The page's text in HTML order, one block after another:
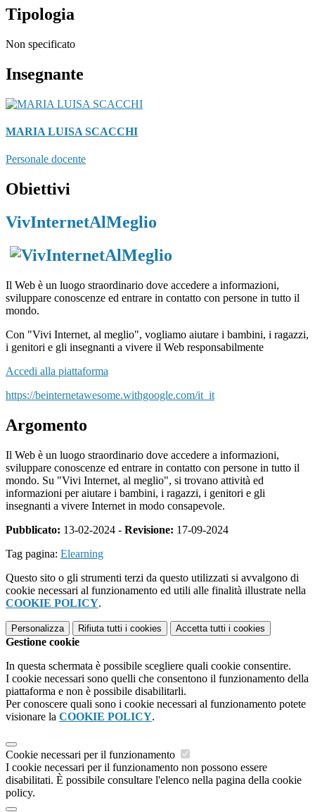
Tipologia
Non specificato
Insegnante
MARIA LUISA SCACCHI
Personale docente
Obiettivi
VivInternetAlMeglio
Il Web è un luogo straordinario dove accedere a informazioni,
sviluppare conoscenze ed entrare in contatto con persone in tutto il
mondo.
Con "Vivi Internet, al meglio", vogliamo aiutare i bambini, i ragazzi,
i genitori e gli insegnanti a vivere il Web responsabilmente
Accedi alla piattaforma
https://beinternetawesome.withgoogle.com/it_it
Argomento
Il Web è un luogo straordinario dove accedere a informazioni,
sviluppare conoscenze ed entrare in contatto con persone in tutto il
mondo. Su "Vivi Internet, al meglio", si trovano attività ed
informazioni per aiutare i bambini, i ragazzi, i genitori e gli
insegnanti a vivere Internet in modo consapevole.
Pubblicato: 13-02-2024 - Revisione: 17-09-2024
Tag pagina: Elearning
Questo sito o gli strumenti terzi da questo utilizzati si avvalgono di
cookie necessari al funzionamento ed utili alle finalità illustrate nella
COOKIE POLICY.
Personalizza Rifiuta tutti i cookies Accetta tutti i cookies
Gestione cookie
In questa schermata è possibile scegliere quali cookie consentire.
I cookie necessari sono quelli che consentono il funzionamento della
piattaforma e non è possibile disabilitarli.
Per conoscere quali sono i cookie necessari al funzionamento potete
visionare la COOKIE POLICY.
Cookie necessari per il funzionamento
I cookie necessari per il funzionamento non possono essere
disabilitati. È possibile consultare l'elenco nella pagina della cookie
policy.